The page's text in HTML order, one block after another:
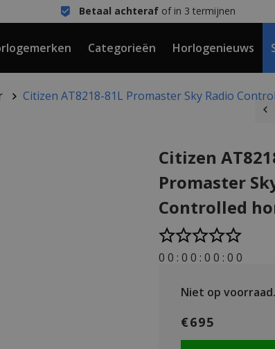
Betaal achterafof in 3 termijnen
Categorieën Horlogenieuws
Citizen AT8218-81L Promaster Sky Radio
Citizen
Promaster
Controlled
0 0 : 0 0 : 0 0 : 0 0
Niet op voorraad.
€695